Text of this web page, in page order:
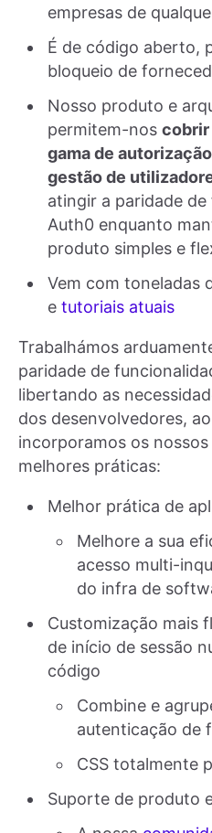
empresas de
É de código aberto,
bloqueio de
Nosso produto e
permitem-nos cobrir
gama de
gestão de
atingir a paridade
Auth0 enquanto
produto simples e
Vem com toneladas
e tutoriais atuais
Trabalhámos
paridade de
libertando as
dos desenvolvedores,
incorporamos os
melhores práticas:
Melhor prática de
Melhore a sua
acesso multi-
do infra de
Customização mais
de início de sessão
código
Combine e
autenticação de
CSS totalmente
Suporte de produto